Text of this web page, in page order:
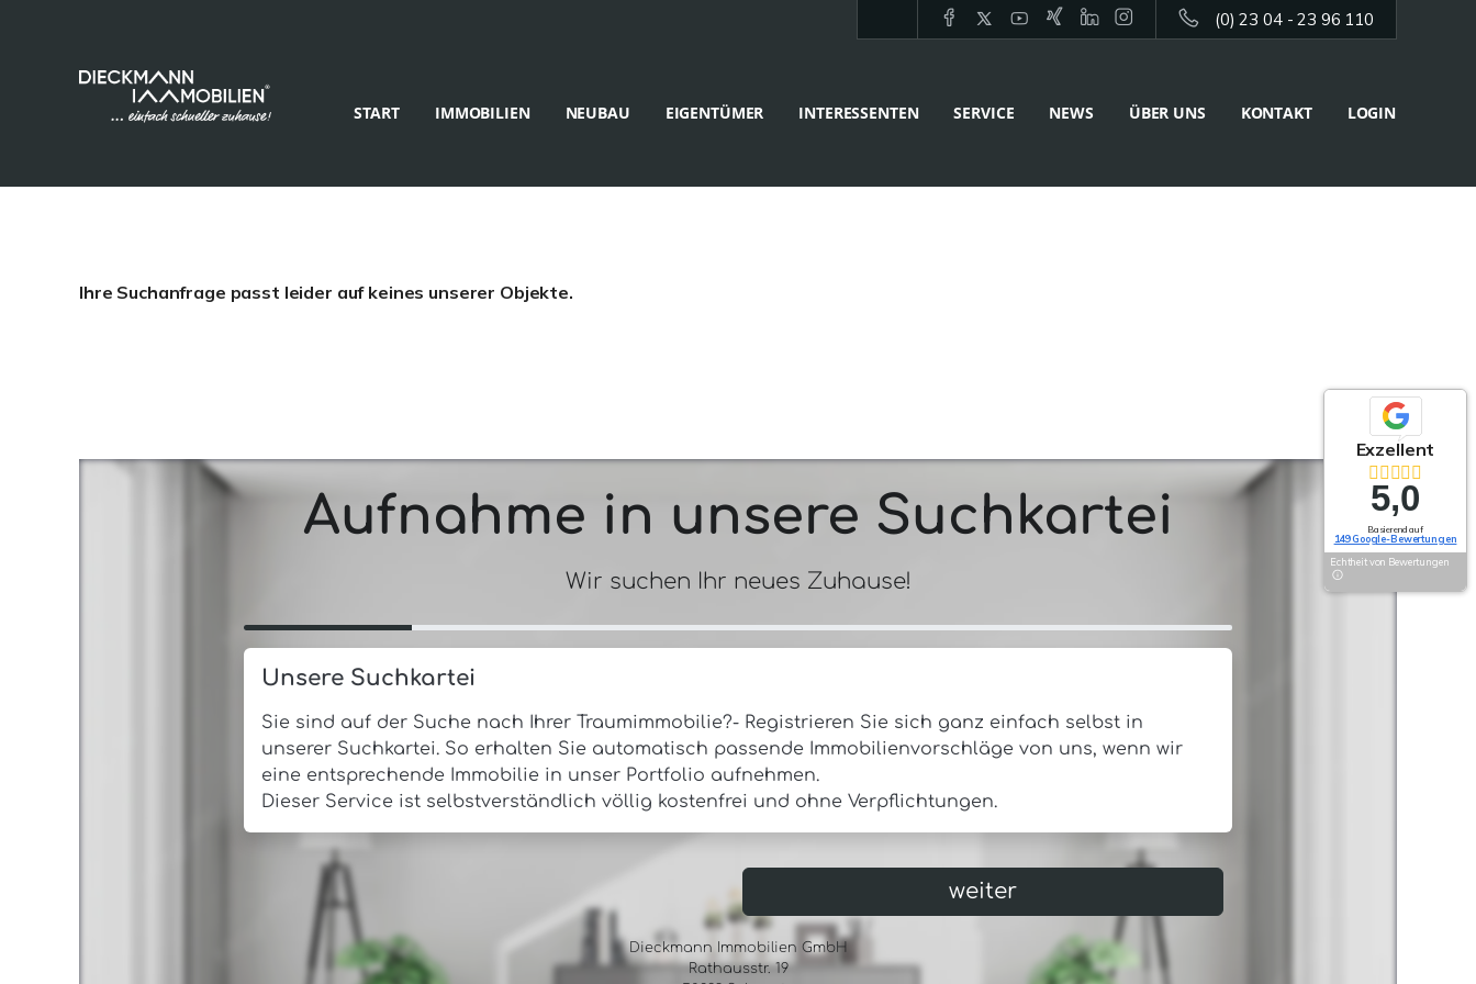
(0) 23 04 - 23 96 110
START IMMOBILIEN NEUBAU EIGENTÜMER INTERESSENTEN SERVICE NEWS ÜBER UNS KONTAKT LOGIN
Ihre Suchanfrage passt leider auf keines unserer Objekte.
Exzellent
5,0
Basierend auf
149 Google-Bewertungen
Echtheit von Bewertungen